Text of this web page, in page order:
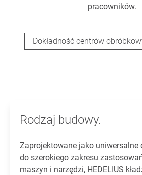
pracowników.
Dokładność centrów
Rodzaj budowy.
Zaprojektowane jako uniwersalne
do szerokiego zakresu
maszyn i narzędzi, HEDELIUS